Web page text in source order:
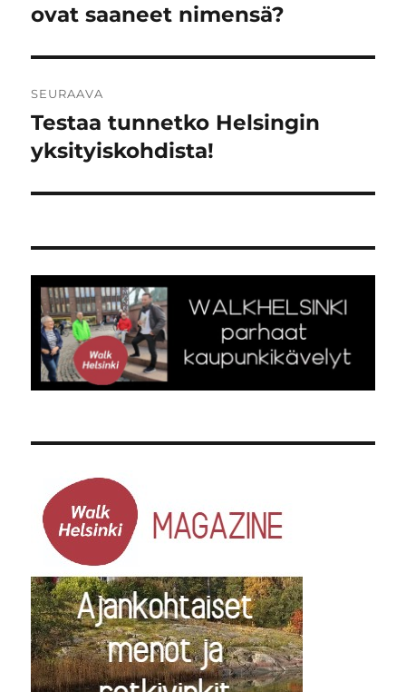
artikkeli:
ovat saaneet nimensä?
SEURAAVA
Seuraava
artikkeli:
Testaa tunnetko Helsingin
yksityiskohdista!